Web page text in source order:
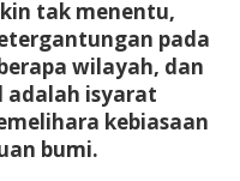
tak menentu,
pada
wilayah, dan
adalah isyarat
kebiasaan
bumi.